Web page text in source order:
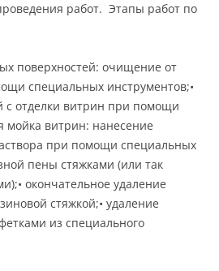
работ. Этапы работ по
поверхностей: очищение от
специальных инструментов;•
с отделки витрин при помощи
мойка витрин: нанесение
при помощи специальных
пены стяжками (или так
окончательное удаление
стяжкой;• удаление
из специального